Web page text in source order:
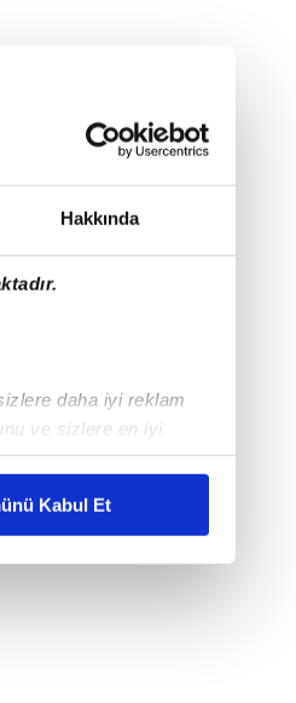
Hakkında
daha iyi reklam
ve sizlere en iyi
karşılamak
kullanılmaktadır. Bu
sunulması
yönelik
Kabul Et